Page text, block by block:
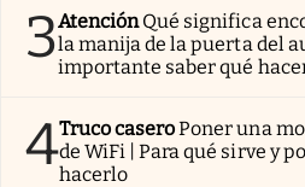
3AtenciónQué significa
la manija de la puerta del
importante saber qué
4Truco caseroPoner una
de WiFi | Para qué sirve y
hacerlo